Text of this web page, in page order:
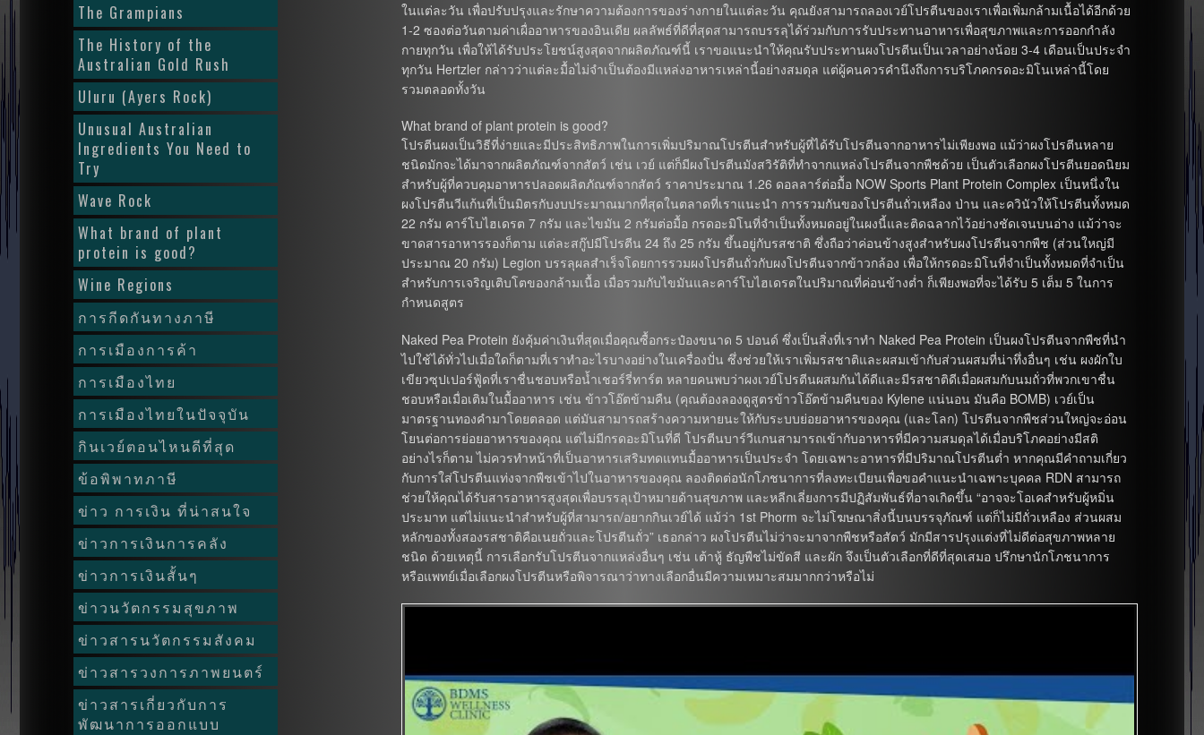
ในแต่ละวัน เพื่อปรับปรุงและรักษาความต้องการของร่างกายในแต่ละวัน คุณยังสามารถลองเวย์โปรตีนของเราเพื่อเพิ่มกล้ามเนื้อได้อีกด้วย
1-2 ซองต่อวันตามค่าเผื่ออาหารของอินเดีย ผลลัพธ์ที่ดีที่สุดสามารถบรรลุได้ร่วมกับการรับประทานอาหารเพื่อสุขภาพและการออกกำลัง
กายทุกวัน เพื่อให้ได้รับประโยชน์สูงสุดจากผลิตภัณฑ์นี้ เราขอแนะนำให้คุณรับประทานผงโปรตีนเป็นเวลาอย่างน้อย 3-4 เดือนเป็นประจำ
ทุกวัน Hertzler กล่าวว่าแต่ละมื้อไม่จำเป็นต้องมีแหล่งอาหารเหล่านี้อย่างสมดุล แต่ผู้คนควรคำนึงถึงการบริโภคกรดอะมิโนเหล่านี้โดย
รวมตลอดทั้งวัน
What brand of plant protein is good?
โปรตีนผงเป็นวิธีที่ง่ายและมีประสิทธิภาพในการเพิ่มปริมาณโปรตีนสำหรับผู้ที่ได้รับโปรตีนจากอาหารไม่เพียงพอ แม้ว่าผงโปรตีนหลาย
ชนิดมักจะได้มาจากผลิตภัณฑ์จากสัตว์ เช่น เวย์ แต่ก็มีผงโปรตีนมังสวิรัติที่ทำจากแหล่งโปรตีนจากพืชด้วย เป็นตัวเลือกผงโปรตีนยอดนิยม
สำหรับผู้ที่ควบคุมอาหารปลอดผลิตภัณฑ์จากสัตว์ ราคาประมาณ 1.26 ดอลลาร์ต่อมื้อ NOW Sports Plant Protein Complex เป็นหนึ่งใน
ผงโปรตีนวีแก้นที่เป็นมิตรกับงบประมาณมากที่สุดในตลาดที่เราแนะนำ การรวมกันของโปรตีนถั่วเหลือง ป่าน และควินัวให้โปรตีนทั้งหมด
22 กรัม คาร์โบไฮเดรต 7 กรัม และไขมัน 2 กรัมต่อมื้อ กรดอะมิโนที่จำเป็นทั้งหมดอยู่ในผงนี้และติดฉลากไว้อย่างชัดเจนบนอ่าง แม้ว่าจะ
ขาดสารอาหารรองก็ตาม แต่ละสกู๊ปมีโปรตีน 24 ถึง 25 กรัม ขึ้นอยู่กับรสชาติ ซึ่งถือว่าค่อนข้างสูงสำหรับผงโปรตีนจากพืช (ส่วนใหญ่มี
ประมาณ 20 กรัม) Legion บรรลุผลสำเร็จโดยการรวมผงโปรตีนถั่วกับผงโปรตีนจากข้าวกล้อง เพื่อให้กรดอะมิโนที่จำเป็นทั้งหมดที่จำเป็น
สำหรับการเจริญเติบโตของกล้ามเนื้อ เมื่อรวมกับไขมันและคาร์โบไฮเดรตในปริมาณที่ค่อนข้างต่ำ ก็เพียงพอที่จะได้รับ 5 เต็ม 5 ในการ
กำหนดสูตร
Naked Pea Protein ยังคุ้มค่าเงินที่สุดเมื่อคุณซื้อกระป๋องขนาด 5 ปอนด์ ซึ่งเป็นสิ่งที่เราทำ Naked Pea Protein เป็นผงโปรตีนจากพืชที่นำ
ไปใช้ได้ทั่วไปเมื่อใดก็ตามที่เราทำอะไรบางอย่างในเครื่องปั่น ซึ่งช่วยให้เราเพิ่มรสชาติและผสมเข้ากับส่วนผสมที่น่าทึ่งอื่นๆ เช่น ผงผักใบ
เขียวซุปเปอร์ฟู้ดที่เราชื่นชอบหรือน้ำเชอร์รี่ทาร์ต หลายคนพบว่าผงเวย์โปรตีนผสมกันได้ดีและมีรสชาติดีเมื่อผสมกับนมถั่วที่พวกเขาชื่น
ชอบหรือเมื่อเติมในมื้ออาหาร เช่น ข้าวโอ๊ตข้ามคืน (คุณต้องลองดูสูตรข้าวโอ๊ตข้ามคืนของ Kylene แน่นอน มันคือ BOMB) เวย์เป็น
มาตรฐานทองคำมาโดยตลอด แต่มันสามารถสร้างความหายนะให้กับระบบย่อยอาหารของคุณ (และโลก) โปรตีนจากพืชส่วนใหญ่จะอ่อน
โยนต่อการย่อยอาหารของคุณ แต่ไม่มีกรดอะมิโนที่ดี โปรตีนบาร์วีแกนสามารถเข้ากับอาหารที่มีความสมดุลได้เมื่อบริโภคอย่างมีสติ
อย่างไรก็ตาม ไม่ควรทำหน้าที่เป็นอาหารเสริมทดแทนมื้ออาหารเป็นประจำ โดยเฉพาะอาหารที่มีปริมาณโปรตีนต่ำ หากคุณมีคำถามเกี่ยว
กับการใส่โปรตีนแท่งจากพืชเข้าไปในอาหารของคุณ ลองติดต่อนักโภชนาการที่ลงทะเบียนเพื่อขอคำแนะนำเฉพาะบุคคล RDN สามารถ
ช่วยให้คุณได้รับสารอาหารสูงสุดเพื่อบรรลุเป้าหมายด้านสุขภาพ และหลีกเลี่ยงการมีปฏิสัมพันธ์ที่อาจเกิดขึ้น “อาจจะโอเคสำหรับผู้หมิ่น
ประมาท แต่ไม่แนะนำสำหรับผู้ที่สามารถ/อยากกินเวย์ได้ แม้ว่า 1st Phorm จะไม่โฆษณาสิ่งนี้บนบรรจุภัณฑ์ แต่ก็ไม่มีถั่วเหลือง ส่วนผสม
หลักของทั้งสองรสชาติคือเนยถั่วและโปรตีนถั่ว” เธอกล่าว ผงโปรตีนไม่ว่าจะมาจากพืชหรือสัตว์ มักมีสารปรุงแต่งที่ไม่ดีต่อสุขภาพหลาย
ชนิด ด้วยเหตุนี้ การเลือกรับโปรตีนจากแหล่งอื่นๆ เช่น เต้าหู้ ธัญพืชไม่ขัดสี และผัก จึงเป็นตัวเลือกที่ดีที่สุดเสมอ ปรึกษานักโภชนาการ
หรือแพทย์เมื่อเลือกผงโปรตีนหรือพิจารณาว่าทางเลือกอื่นมีความเหมาะสมมากกว่าหรือไม่
The Grampians
The History of the
Australian Gold Rush
Uluru (Ayers Rock)
Unusual Australian
Ingredients You Need to
Try
Wave Rock
What brand of plant
protein is good?
Wine Regions
การกีดกันทางภาษี
การเมืองการค้า
การเมืองไทย
การเมืองไทยในปัจจุบัน
กินเวย์ตอนไหนดีที่สุด
ข้อพิพาทภาษี
ข่าว การเงิน ที่น่าสนใจ
ข่าวการเงินการคลัง
ข่าวการเงินสั้นๆ
ข่าวนวัตกรรมสุขภาพ
ข่าวสารนวัตกรรมสังคม
ข่าวสารวงการภาพยนตร์
ข่าวสารเกี่ยวกับการ
พัฒนาการออกแบบ